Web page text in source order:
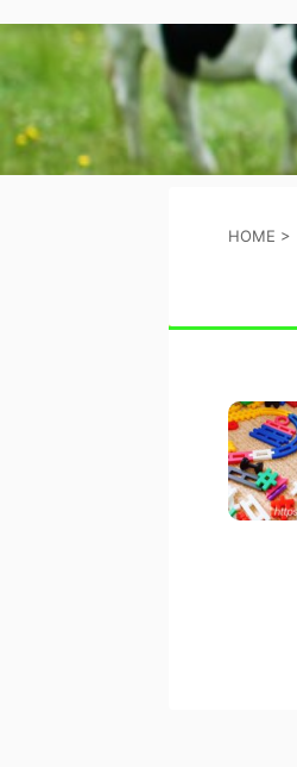
HOME >